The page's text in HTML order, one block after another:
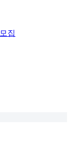
집